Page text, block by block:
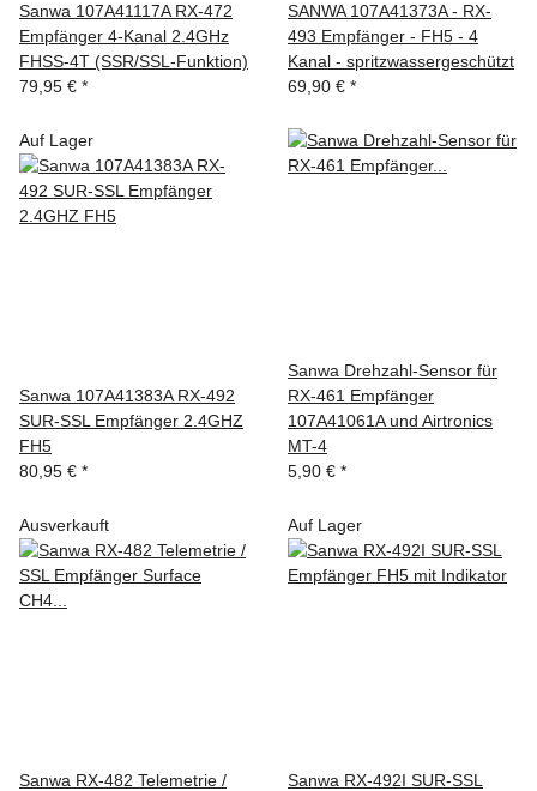
Sanwa 107A41117A RX-472
Empfänger 4-Kanal 2.4GHz
FHSS-4T (SSR/SSL-Funktion)
79,95 € *
SANWA 107A41373A - RX-
493 Empfänger - FH5 - 4
Kanal - spritzwassergeschützt
69,90 € *
Auf Lager
Sanwa 107A41383A RX-492
SUR-SSL Empfänger 2.4GHZ
FH5
80,95 € *
Sanwa Drehzahl-Sensor für
RX-461 Empfänger
107A41061A und Airtronics
MT-4
5,90 € *
Ausverkauft
Sanwa RX-482 Telemetrie /
Auf Lager
Sanwa RX-492I SUR-SSL